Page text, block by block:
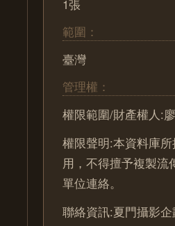
1張
範圍：
臺灣
管理權：
權限範圍/財產權人:
權限聲明:本資料庫
用，不得擅予複製流
單位連絡。
聯絡資訊:夏門攝影企